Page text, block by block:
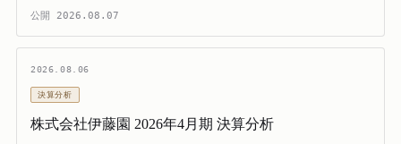
公開 2026.08.07
2026.08.06
決算分析
株式会社伊藤園 2026年4月期 決算分析